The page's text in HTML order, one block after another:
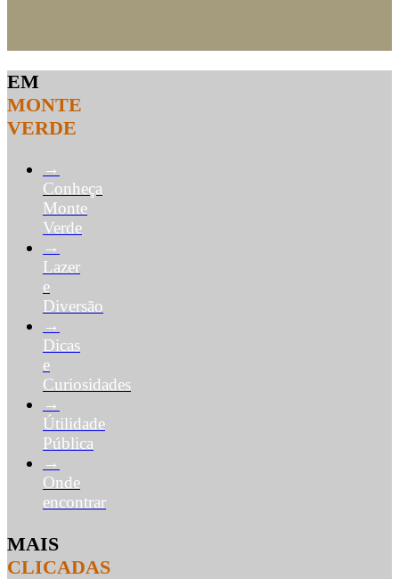
EM
MONTE
VERDE
→
Conheça
Monte
Verde
→
Lazer
e
Diversão
→
Dicas
e
Curiosidades
→
Útilidade
Pública
→
Onde
encontrar
MAIS
CLICADAS